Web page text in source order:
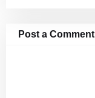
Post a Comment